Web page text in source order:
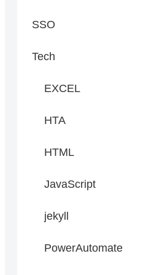
SSO
Tech
EXCEL
HTA
HTML
JavaScript
jekyll
PowerAutomate